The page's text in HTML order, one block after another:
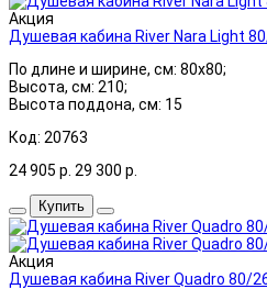
Акция
Душевая кабина River Nara Light
По длине и ширине, см: 80x80;
Высота, см: 210;
Высота поддона, см: 15
Код: 20763
24 905 р. 29 300 р.
Купить
Акция
Душевая кабина River Quadro 80/